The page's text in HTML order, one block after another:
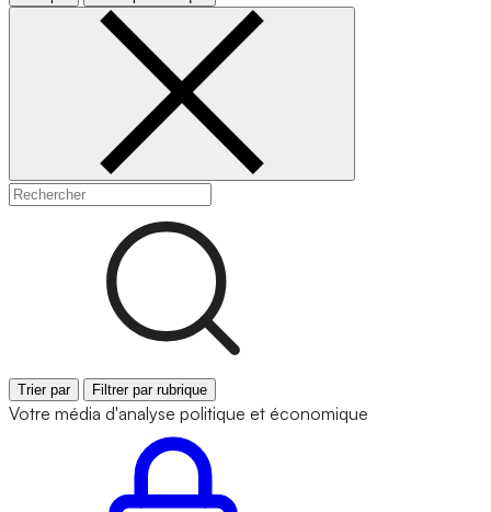
Trier par Filtrer par rubrique
Votre média d'analyse politique et économique